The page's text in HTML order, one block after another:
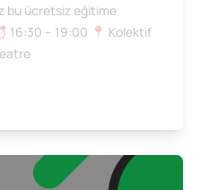
bu ücretsiz eğitime
16:30 – 19:00 📍 Kolektif